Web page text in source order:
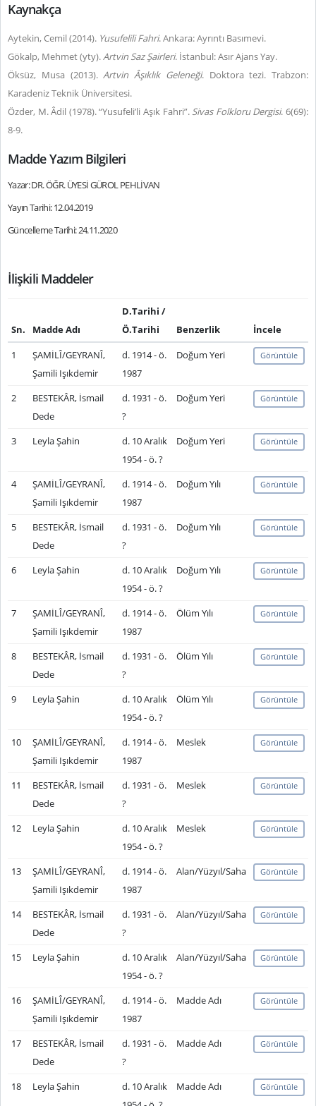
Kaynakça
Aytekin, Cemil (2014). Yusufelili Fahri. Ankara: Ayrıntı Basımevi.
Gökalp, Mehmet (yty).Artvin Saz Şairleri. İstanbul: Asır Ajans Yay.
Öksüz, Musa (2013).Artvin Âşıklık Geleneği. Doktora tezi. Trabzon:
Karadeniz Teknik Üniversitesi.
Özder, M. Âdil (1978). “Yusufeli’li Aşık Fahri”. Sivas Folkloru Dergisi. 6(69):
8-9.
Madde Yazım Bilgileri
Yazar: DR. ÖĞR. ÜYESİ GÜROL PEHLİVAN
Yayın Tarihi: 12.04.2019
Güncelleme Tarihi: 24.11.2020
İlişkili Maddeler
Sn. Madde Adı
D.Tarihi /
Ö.Tarihi
Benzerlik
İncele
1
ŞAMİLÎ/GEYRANÎ,
Şamili Işıkdemir
d. 1914 - ö.
1987
Doğum Yeri Görüntüle
2
BESTEKÂR, İsmail
Dede
d. 1931 - ö.
?
Doğum Yeri Görüntüle
3 Leyla Şahin
d. 10 Aralık
1954 - ö. ?
Doğum Yeri Görüntüle
4
ŞAMİLÎ/GEYRANÎ,
Şamili Işıkdemir
d. 1914 - ö.
1987
Doğum Yılı Görüntüle
5
BESTEKÂR, İsmail
Dede
d. 1931 - ö.
?
Doğum Yılı Görüntüle
6 Leyla Şahin
d. 10 Aralık
1954 - ö. ?
Doğum Yılı Görüntüle
7
ŞAMİLÎ/GEYRANÎ,
Şamili Işıkdemir
d. 1914 - ö.
1987
Ölüm Yılı Görüntüle
8
BESTEKÂR, İsmail
Dede
d. 1931 - ö.
?
Ölüm Yılı Görüntüle
9 Leyla Şahin
d. 10 Aralık
1954 - ö. ?
Ölüm Yılı Görüntüle
10
ŞAMİLÎ/GEYRANÎ,
Şamili Işıkdemir
d. 1914 - ö.
1987
Meslek Görüntüle
11
BESTEKÂR, İsmail
Dede
d. 1931 - ö.
?
Meslek Görüntüle
12 Leyla Şahin
d. 10 Aralık
1954 - ö. ?
Meslek Görüntüle
13
ŞAMİLÎ/GEYRANÎ,
Şamili Işıkdemir
d. 1914 - ö.
1987
Alan/Yüzyıl/Saha Görüntüle
14
BESTEKÂR, İsmail
Dede
d. 1931 - ö.
?
Alan/Yüzyıl/Saha Görüntüle
15 Leyla Şahin
d. 10 Aralık
1954 - ö. ?
Alan/Yüzyıl/Saha Görüntüle
16
ŞAMİLÎ/GEYRANÎ,
Şamili Işıkdemir
d. 1914 - ö.
1987
Madde Adı Görüntüle
17
BESTEKÂR, İsmail
Dede
d. 1931 - ö.
?
Madde Adı Görüntüle
18 Leyla Şahin
d. 10 Aralık
Madde Adı Görüntüle